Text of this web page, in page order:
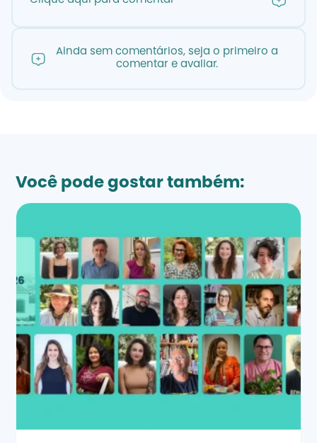
Ainda sem comentários, seja o primeiro a
comentar e avaliar.
Você pode gostar também: